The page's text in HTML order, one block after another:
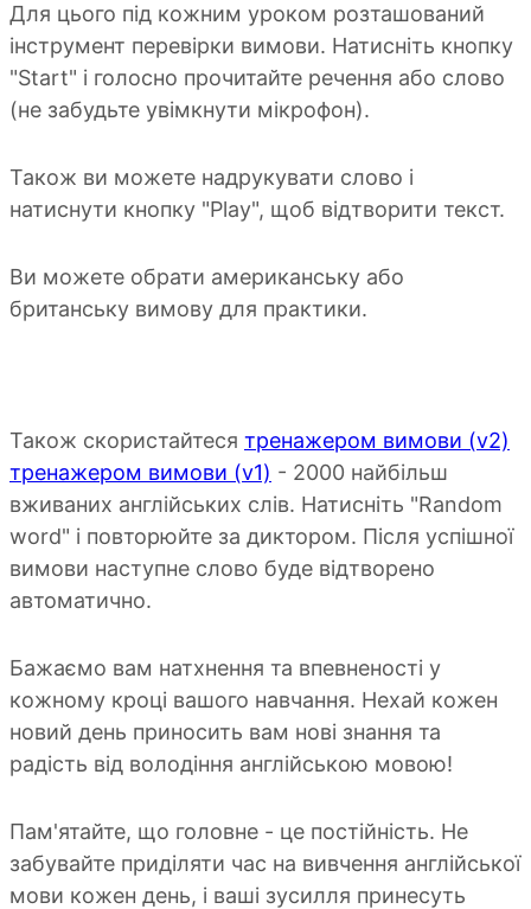
Для цього під кожним уроком розташований
інструмент перевірки вимови. Натисніть кнопку
"Start" і голосно прочитайте речення або слово
(не забудьте увімкнути мікрофон).
Також ви можете надрукувати слово і
натиснути кнопку "Play", щоб відтворити текст.
Ви можете обрати американську або
британську вимову для практики.
Також скористайтеся тренажером вимови (v2)
тренажером вимови (v1) - 2000 найбільш
вживаних англійських слів. Натисніть "Random
word" і повторюйте за диктором. Після успішної
вимови наступне слово буде відтворено
автоматично.
Бажаємо вам натхнення та впевненості у
кожному кроці вашого навчання. Нехай кожен
новий день приносить вам нові знання та
радість від володіння англійською мовою!
Пам'ятайте, що головне - це постійність. Не
забувайте приділяти час на вивчення англійської
мови кожен день, і ваші зусилля принесуть